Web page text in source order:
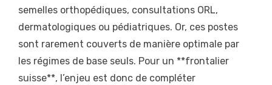
semelles orthopédiques, consultations ORL,
dermatologiques ou pédiatriques. Or, ces postes
sont rarement couverts de manière optimale par
les régimes de base seuls. Pour un **frontalier
suisse**, l’enjeu est donc de compléter